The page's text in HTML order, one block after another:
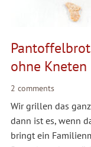
ohne Kneten
2 comments
Wir grillen das
dann ist es, wenn
bringt ein